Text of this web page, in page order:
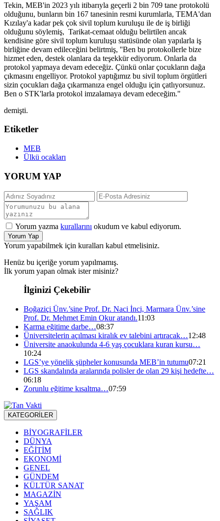
Tekin, MEB'in 2023 yılı itibarıyla geçerli 2 bin 709 tane protokolü
olduğunu, bunların bin 167 tanesinin resmi kurumlarla, TEMA'dan
Kızılay'a kadar pek çok sivil toplum kuruluşu ile de iş birliği
olduğunu söylemiş, Tarikat-cemaat olduğu belirtilen ancak
kendisine göre sivil toplum kuruluşu statüsünde olan yapılarla iş
birliğine devam edileceğini belirtmiş, ''Ben bu protokollerle bize
hizmet eden, destek olanlara da teşekkür ediyorum. Onlarla da
protokol yapmaya devam edeceğiz. Çünkü onlar çocukların dağa
çıkmasını engelliyor. Protokol yaptığımız bu sivil toplum örgütleri
sizin çocukları dağa çıkarmanıza engel olduğu için çatlıyorsunuz.
Ben o STK'larla protokol imzalamaya devam edeceğim."
demişti.
Etiketler
MEB
Ülkü ocakları
YORUM YAP
Yorum yazma kurallarını okudum ve kabul ediyorum.
Yorum Yap
Yorum yapabilmek için kuralları kabul etmelisiniz.
Henüz bu içeriğe yorum yapılmamış.
İlk yorum yapan olmak ister misiniz?
İlginizi Çekebilir
Boğaziçi Ünv.’sine Prof. Dr. Naci İnci, Marmara Ünv.’sine
Prof. Dr. Mehmet Emin Okur atandı.11:03
Karma eğitime darbe…08:37
Üniversitelerin açılması kiralık ev talebini artıracak…12:48
Üniversite anaokulunda 4-6 yaş çocuklara kuran kursu…
10:24
LGS’ye yönelik şüpheler konusunda MEB’in tutumu07:21
LGS skandalında aralarında polisler de olan 29 kişi hedefte…
06:18
Zorunlu eğitime kısaltma…07:59
KATEGORİLER
BİYOGRAFİLER
DÜNYA
EĞİTİM
EKONOMİ
GENEL
GÜNDEM
KÜLTÜR SANAT
MAGAZİN
YAŞAM
SAĞLIK